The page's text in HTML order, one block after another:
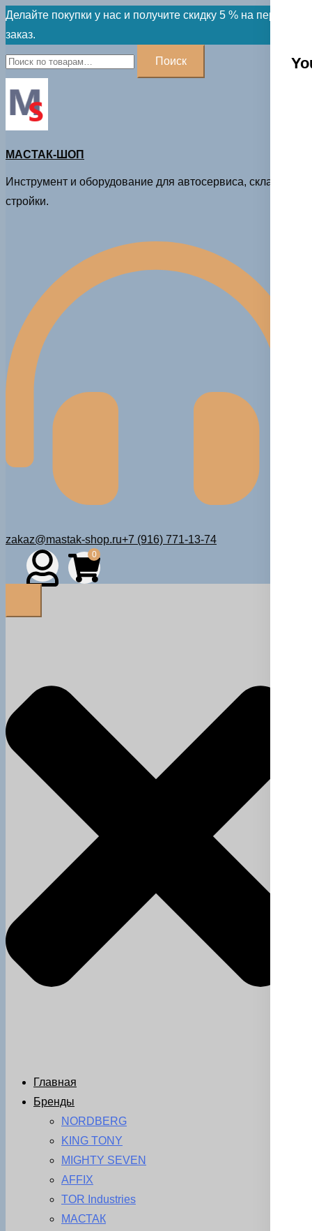
Skip
to
content
Делайте покупки у нас и получите скидку 5 % на первый
заказ.
Искать:
Поиск
МАСТАК-ШОП
Инструмент и оборудование для автосервиса, склада и
стройки.
zakaz@mastak-shop.ru+7 (916) 771-13-74
0
Главная
Бренды
NORDBERG
KING TONY
MIGHTY SEVEN
AFFIX
TOR Industries
МАСТАК